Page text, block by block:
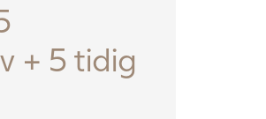
+ 5 tidig